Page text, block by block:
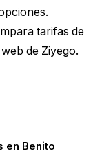
tarifas de
de Ziyego.
en Benito